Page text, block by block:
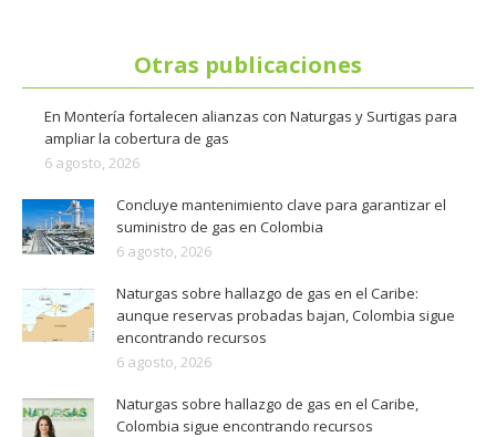
Otras publicaciones
En Montería fortalecen alianzas con Naturgas y Surtigas para
ampliar la cobertura de gas
6 agosto, 2026
Concluye mantenimiento clave para garantizar el
suministro de gas en Colombia
6 agosto, 2026
Naturgas sobre hallazgo de gas en el Caribe:
aunque reservas probadas bajan, Colombia sigue
encontrando recursos
6 agosto, 2026
Naturgas sobre hallazgo de gas en el Caribe,
Colombia sigue encontrando recursos